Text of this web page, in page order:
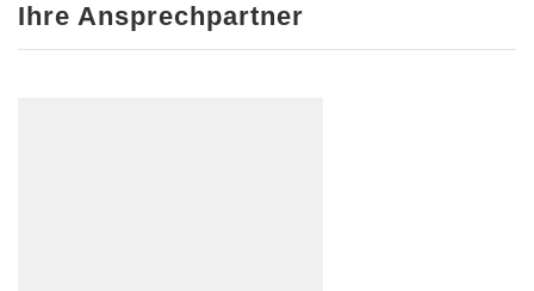
Ihre Ansprechpartner